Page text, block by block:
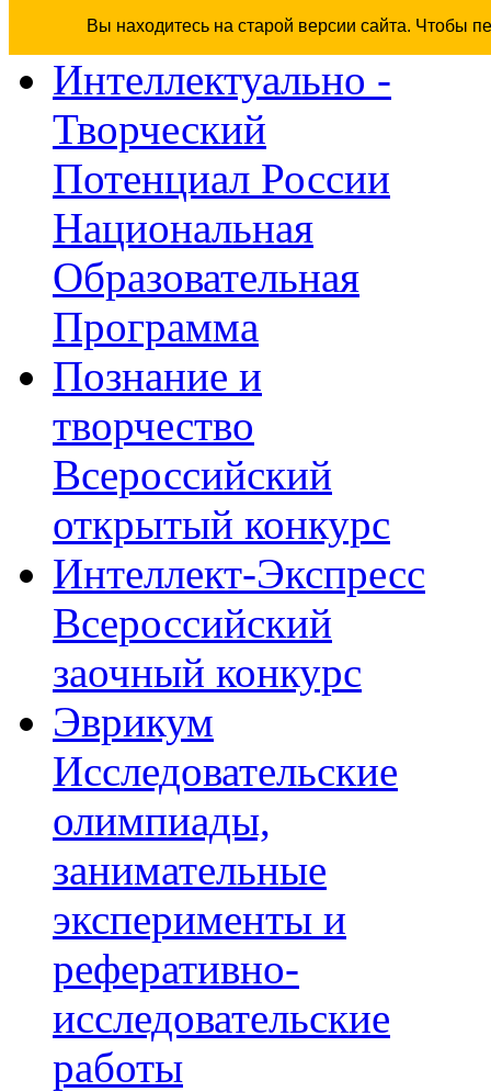
Вы находитесь на старой версии сайта. Чтобы
Интеллектуально -
Творческий
Потенциал России
Национальная
Образовательная
Программа
Познание и
творчество
Всероссийский
открытый конкурс
Интеллект-Экспресс
Всероссийский
заочный конкурс
Эврикум
Исследовательские
олимпиады,
занимательные
эксперименты и
реферативно-
исследовательские
работы